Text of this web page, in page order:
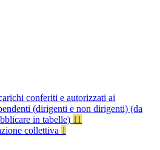
conferiti e autorizzati ai
(dirigenti e non dirigenti) (da
in tabelle) 11
collettiva 1